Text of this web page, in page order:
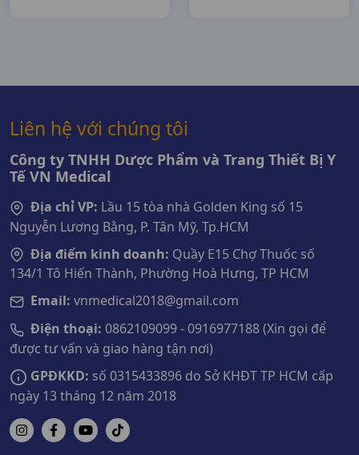
Liên hệ với chúng tôi
Công ty TNHH Dược Phẩm và Trang Thiết Bị Y
Tế VN Medical
Địa chỉ VP: Lầu 15 tòa nhà Golden King số 15
Nguyễn Lương Bằng, P. Tân Mỹ, Tp.HCM
Địa điểm kinh doanh: Quầy E15 Chợ Thuốc số
134/1 Tô Hiến Thành, Phường Hoà Hưng, TP HCM
Email: vnmedical2018@gmail.com
Điện thoại: 0862109099 - 0916977188 (Xin gọi để
được tư vấn và giao hàng tận nơi)
GPĐKKD: số 0315433896 do Sở KHĐT TP HCM cấp
ngày 13 tháng 12 năm 2018